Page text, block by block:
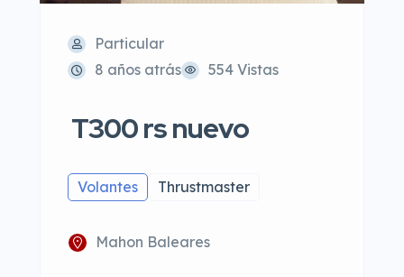
Particular
8 años atrás
554 Vistas
T300 rs nuevo
Volantes Thrustmaster
Mahon Baleares